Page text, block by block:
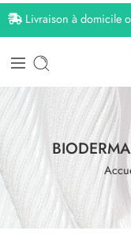
Livraison à domicile